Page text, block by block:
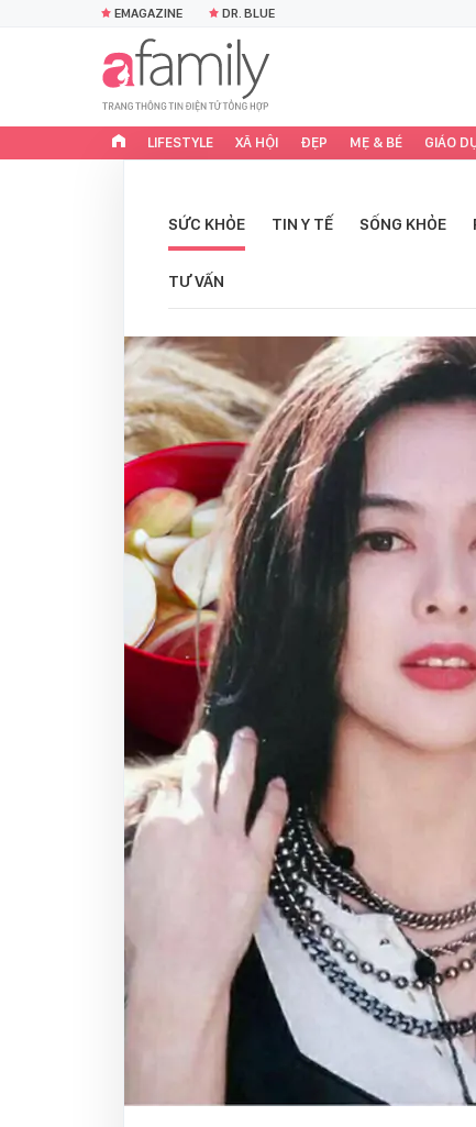
EMAGAZINE DR. BLUE
LIFESTYLE XÃ HỘI ĐẸP MẸ & BÉ GIÁO
SỨC KHỎE TIN Y TẾ SỐNG KHỎE
TƯ VẤN